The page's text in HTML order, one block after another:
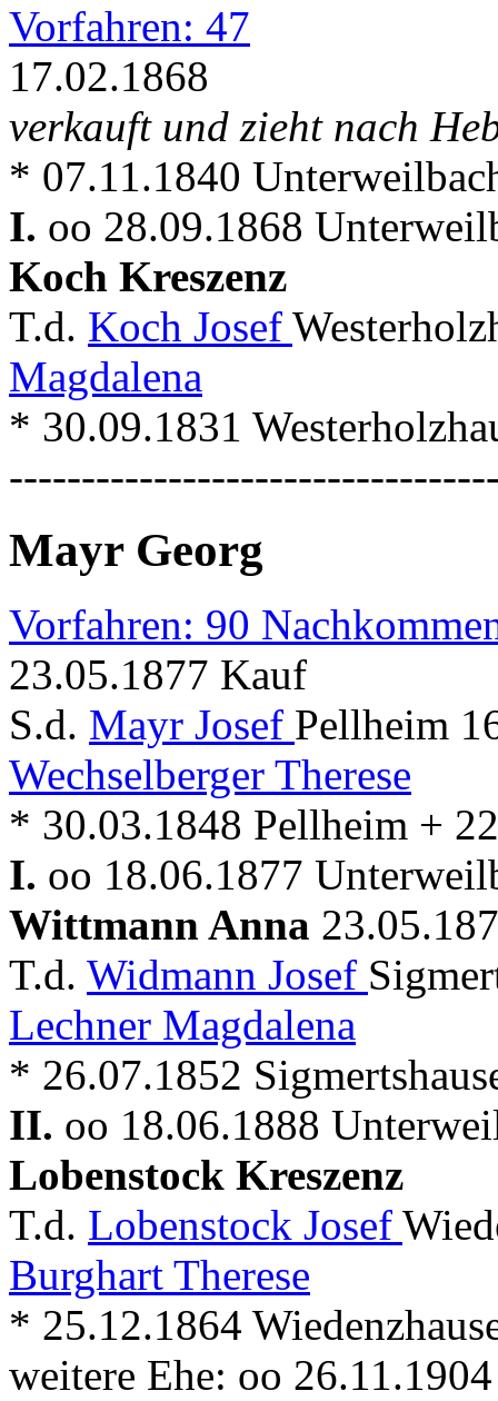
Vorfahren: 47
17.02.1868
verkauft und zieht nach
* 07.11.1840
I. oo 28.09.1868
Koch Kreszenz
T.d. Koch Josef
Magdalena
* 30.09.1831
Mayr Georg
Vorfahren: 90
23.05.1877 Kauf
S.d. Mayr Josef Pellheim
Wechselberger Therese
* 30.03.1848 Pellheim +
I. oo 18.06.1877
Wittmann Anna
T.d. Widmann Josef
Lechner Magdalena
* 26.07.1852
II. oo 18.06.1888
Lobenstock Kreszenz
T.d. Lobenstock Josef
Burghart Therese
* 25.12.1864
weitere Ehe: oo